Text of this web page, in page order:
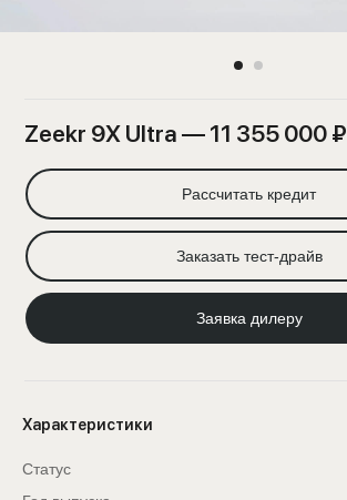
Zeekr 9X Ultra — 11 355 000 ₽
Заявка дилеру
Заказать тест-драйв
Рассчитать кредит
Статус
Характеристики